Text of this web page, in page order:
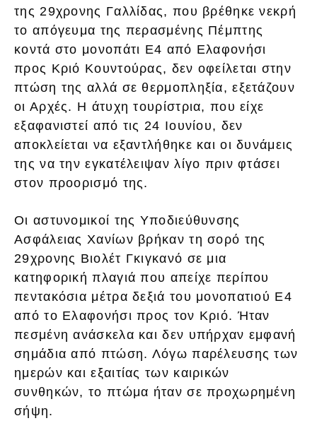
της 29χρονης Γαλλίδας, που βρέθηκε νεκρή
το απόγευμα της περασμένης Πέμπτης
κοντά στο μονοπάτι Ε4 από Ελαφονήσι
προς Κριό Κουντούρας, δεν οφείλεται στην
πτώση της αλλά σε θερμοπληξία, εξετάζουν
οι Αρχές. Η άτυχη τουρίστρια, που είχε
εξαφανιστεί από τις 24 Ιουνίου, δεν
αποκλείεται να εξαντλήθηκε και οι δυνάμεις
της να την εγκατέλειψαν λίγο πριν φτάσει
στον προορισμό της.
Οι αστυνομικοί της Υποδιεύθυνσης
Ασφάλειας Χανίων βρήκαν τη σορό της
29χρονης Βιολέτ Γκιγκανό σε μια
κατηφορική πλαγιά που απείχε περίπου
πεντακόσια μέτρα δεξιά του μονοπατιού Ε4
από το Ελαφονήσι προς τον Κριό. Ήταν
πεσμένη ανάσκελα και δεν υπήρχαν εμφανή
σημάδια από πτώση. Λόγω παρέλευσης των
ημερών και εξαιτίας των καιρικών
συνθηκών, το πτώμα ήταν σε προχωρημένη
σήψη.